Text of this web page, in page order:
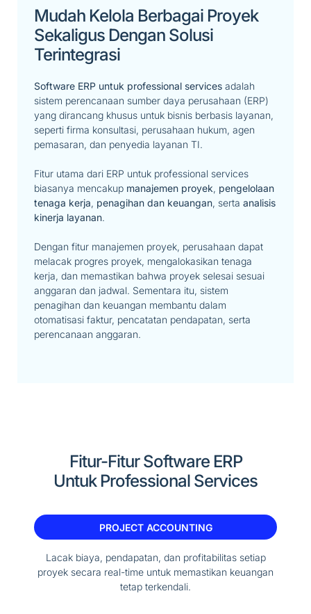
Mudah Kelola Berbagai Proyek
Sekaligus Dengan Solusi
Terintegrasi
Software ERP untuk professional servicesadalah
sistem perencanaan sumber daya perusahaan (ERP)
yang dirancang khusus untuk bisnis berbasis layanan,
seperti firma konsultasi, perusahaan hukum, agen
pemasaran, dan penyedia layanan TI.
Fitur utama dari ERP untuk professional services
biasanya mencakup manajemen proyek, pengelolaan
tenaga kerja, penagihan dan keuangan, serta analisis
kinerja layanan.
Dengan fitur manajemen proyek, perusahaan dapat
melacak progres proyek, mengalokasikan tenaga
kerja, dan memastikan bahwa proyek selesai sesuai
anggaran dan jadwal. Sementara itu, sistem
penagihan dan keuangan membantu dalam
otomatisasi faktur, pencatatan pendapatan, serta
perencanaan anggaran.
Fitur-Fitur Software ERP
Untuk Professional Services
PROJECT ACCOUNTING
Lacak biaya, pendapatan, dan profitabilitas setiap
proyek secara real-time untuk memastikan keuangan
tetap terkendali.